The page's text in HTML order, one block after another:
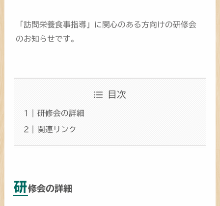
「訪問栄養食事指導」に関心のある方向けの研修会
のお知らせです。
目次
研修会の詳細
関連リンク
研修会の詳細